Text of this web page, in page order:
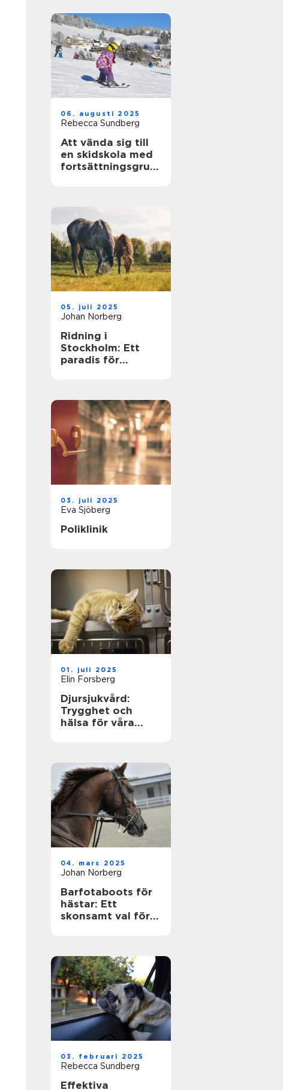
06. augusti 2025
Rebecca Sundberg
Att vända sig till
en skidskola med
fortsättningsgrup
05. juli 2025
Johan Norberg
Ridning i
Stockholm: Ett
paradis för
03. juli 2025
Eva Sjöberg
Poliklinik
01. juli 2025
Elin Forsberg
Djursjukvård:
Trygghet och
hälsa för våra
04. mars 2025
Johan Norberg
Barfotaboots för
hästar: Ett
skonsamt val för
03. februari 2025
Rebecca Sundberg
Effektiva